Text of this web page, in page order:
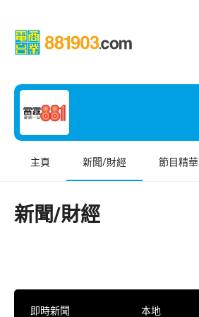
主頁 新聞/財經 節目精華
新聞/財經
即時新聞 本地